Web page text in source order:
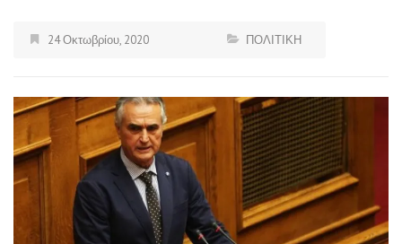
24 Οκτωβρίου, 2020 ΠΟΛΙΤΙΚΗ